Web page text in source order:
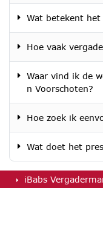
Wat betekent
Hoe vaak
Waar vind ik de
n Voorschoten?
Hoe zoek ik
Wat doet het
iBabs